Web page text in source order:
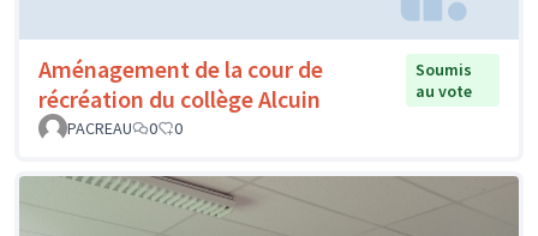
Aménagement de la cour de
récréation du collège Alcuin
Soumis
au vote
PACREAU
0 0